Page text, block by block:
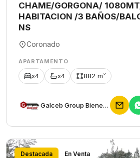
CHAME/GORGONA/
HABITACION /3 BAÑOS/
NS
Coronado
APARTAMENTO
x4 x4 882 m²
Galceb Group Bienes Raices
Destacada En Venta